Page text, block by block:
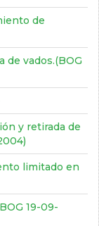
de
de vados.(BOG
y retirada de
limitado en
19-09-